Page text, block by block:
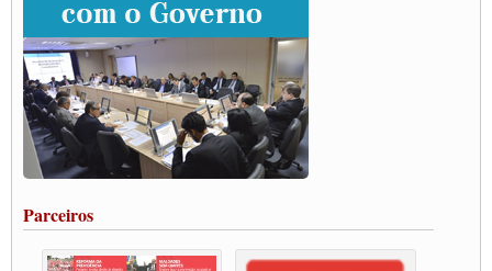
Grande Conquista da Categoria transporte de Cargas e Caminhoneiros Autonomos
ENCONTRO INTERNACIONAL EM APOIO A CLASSE TRABALHADORA
DO BRASIL E A ELEIÇÃO 2022
Carta às Brasileiras e aos Brasileiros em Defesa do Estado Democrático de Direito
Paulinho, presidente da CNTTL, faz balanço do 3º Congresso da CNTTL
Caminhoneiros aprovam greve a partir do 1º de novembro
Rodoviários de Feira Santana fazem Assembleia para avaliar proposta de reajuste
salarial
Vacina Já: Lockdown de 24 horas dos trabalhadores em transportes está mantido,
Condutores de Guarulhos farão greve sanitária nesta terça-feira (20)
Parceiros